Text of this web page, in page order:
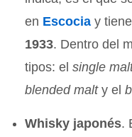
en Escocia y
1933. Dentro del
tipos: el single
blended malty el
Whisky japonés.